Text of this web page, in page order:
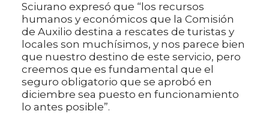
Sciurano expresó que “los recursos
humanos y económicos que la Comisión
de Auxilio destina a rescates de turistas y
locales son muchísimos, y nos parece bien
que nuestro destino de este servicio, pero
creemos que es fundamental que el
seguro obligatorio que se aprobó en
diciembre sea puesto en funcionamiento
lo antes posible”.